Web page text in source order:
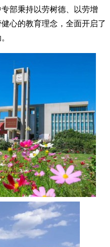
部秉持以劳树德、以劳增
心的教育理念，全面开启了